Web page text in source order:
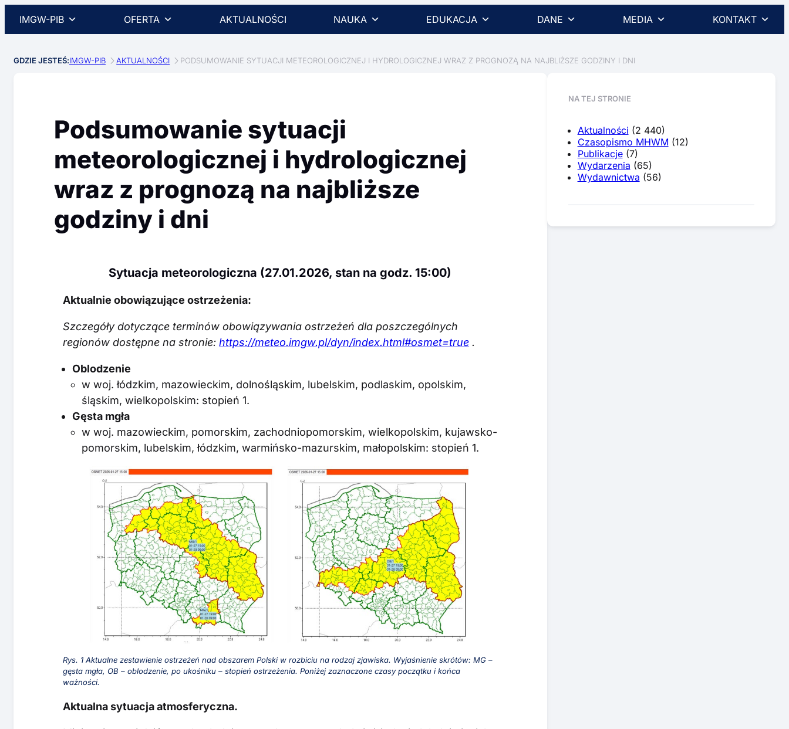
IMGW-PIB OFERTA AKTUALNOŚCI NAUKA EDUKACJA DANE MEDIA KONTAKT
GDZIE JESTEŚ:IMGW-PIB AKTUALNOŚCI PODSUMOWANIE SYTUACJI METEOROLOGICZNEJ I HYDROLOGICZNEJ WRAZ Z PROGNOZĄ NA NAJBLIŻSZE GODZINY I DNI
Podsumowanie sytuacji
meteorologicznej i hydrologicznej
wraz z prognozą na najbliższe
godziny i dni
Sytuacja meteorologiczna (27.01.2026, stan na godz. 15:00)
Aktualnie obowiązujące ostrzeżenia:
Szczegóły dotyczące terminów obowiązywania ostrzeżeń dla poszczególnych
regionów dostępne na stronie:https://meteo.imgw.pl/dyn/index.html#osmet=true .
Oblodzenie
w woj. łódzkim, mazowieckim, dolnośląskim, lubelskim, podlaskim, opolskim,
śląskim, wielkopolskim: stopień 1.
Gęsta mgła
w woj. mazowieckim, pomorskim, zachodniopomorskim, wielkopolskim, kujawsko-
pomorskim, lubelskim, łódzkim, warmińsko-mazurskim, małopolskim: stopień 1.
Rys. 1 Aktualne zestawienie ostrzeżeń nad obszarem Polski w rozbiciu na rodzaj zjawiska. Wyjaśnienie skrótów: MG –
gęsta mgła, OB – oblodzenie, po ukośniku – stopień ostrzeżenia. Poniżej zaznaczone czasy początku i końca
ważności.
Aktualna sytuacja atmosferyczna.
NA TEJ STRONIE
Aktualności (2 440)
Czasopismo MHWM (12)
Publikacje(7)
Wydarzenia (65)
Wydawnictwa (56)